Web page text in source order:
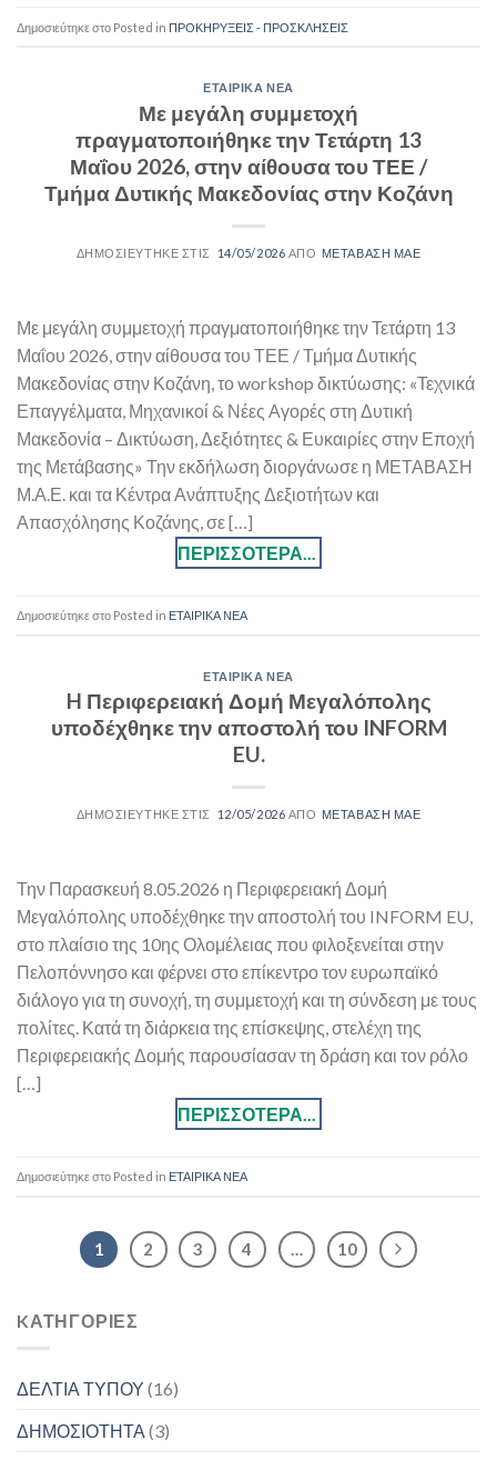
Posted in ΠΡΟΚΗΡΥΞΕΙΣ - ΠΡΟΣΚΛΗΣΕΙΣ
ΕΤΑΙΡΙΚΑ ΝΕΑ
Με μεγάλη συμμετοχή
πραγματοποιήθηκε την Τετάρτη 13
Μαΐου 2026, στην αίθουσα του ΤΕΕ /
Τμήμα Δυτικής Μακεδονίας στην Κοζάνη
14/05/2026 ΜΕΤΑΒΑΣΗ ΜΑΕ
Με μεγάλη συμμετοχή πραγματοποιήθηκε την Τετάρτη 13
Μαΐου 2026, στην αίθουσα του ΤΕΕ / Τμήμα Δυτικής
Μακεδονίας στην Κοζάνη, το workshop δικτύωσης: «Τεχνικά
Επαγγέλματα, Μηχανικοί & Νέες Αγορές στη Δυτική
Μακεδονία – Δικτύωση, Δεξιότητες & Ευκαιρίες στην Εποχή
της Μετάβασης» Την εκδήλωση διοργάνωσε η ΜΕΤΑΒΑΣΗ
Μ.Α.Ε. και τα Κέντρα Ανάπτυξης Δεξιοτήτων και
Απασχόλησης Κοζάνης, σε […]
Posted in ΕΤΑΙΡΙΚΑ ΝΕΑ
ΕΤΑΙΡΙΚΑ ΝΕΑ
H Περιφερειακή Δομή Μεγαλόπολης
υποδέχθηκε την αποστολή του INFORM
EU.
12/05/2026 ΜΕΤΑΒΑΣΗ ΜΑΕ
Την Παρασκευή 8.05.2026 η Περιφερειακή Δομή
Μεγαλόπολης υποδέχθηκε την αποστολή του INFORM EU,
στο πλαίσιο της 10ης Ολομέλειας που φιλοξενείται στην
Πελοπόννησο και φέρνει στο επίκεντρο τον ευρωπαϊκό
διάλογο για τη συνοχή, τη συμμετοχή και τη σύνδεση με τους
πολίτες. Κατά τη διάρκεια της επίσκεψης, στελέχη της
Περιφερειακής Δομής παρουσίασαν τη δράση και τον ρόλο
[…]
Posted in ΕΤΑΙΡΙΚΑ ΝΕΑ
1 2 3 4 … 10
KΑΤΗΓΟΡΊΕΣ
ΔΕΛΤΙΑ ΤΥΠΟΥ (16)
ΔΗΜΟΣΙΟΤΗΤΑ (3)